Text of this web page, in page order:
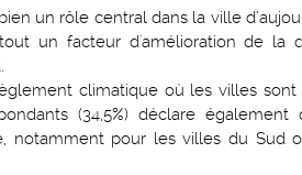
un rôle central dans la ville
un facteur d'amélioration de
climatique où les villes
(34,5%) déclare
notamment pour les villes du Sud